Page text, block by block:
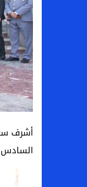
أشرف
السادس